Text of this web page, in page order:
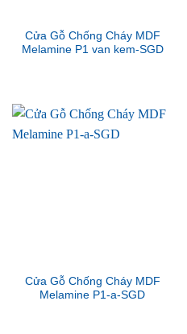
Cửa Gỗ Chống Cháy MDF
Melamine P1 van kem-SGD
Cửa Gỗ Chống Cháy MDF
Melamine P1-a-SGD